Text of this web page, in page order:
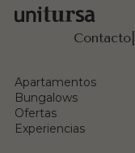
Contacto
Apartamentos
Bungalows
Ofertas
Experiencias